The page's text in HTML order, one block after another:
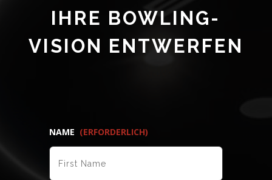
IHRE BOWLING-
VISION ENTWERFEN
NAME (ERFORDERLICH)
VORNAME